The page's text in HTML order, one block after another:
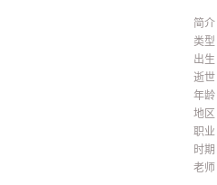
简介
类型
出生
逝世
年龄
地区
职业
时期
老师